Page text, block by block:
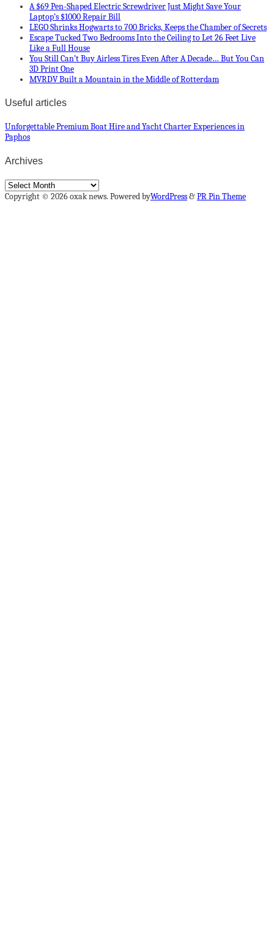
A $69 Pen-Shaped Electric Screwdriver Just Might Save Your
Laptop’s $1000 Repair Bill
LEGO Shrinks Hogwarts to 700 Bricks, Keeps the Chamber of Secrets
Escape Tucked Two Bedrooms Into the Ceiling to Let 26 Feet Live
Like a Full House
You Still Can’t Buy Airless Tires Even After A Decade… But You Can
3D Print One
MVRDV Built a Mountain in the Middle of Rotterdam
Useful articles
Unforgettable Premium Boat Hire and Yacht Charter Experiences in
Paphos
Archives
Archives
Copyright © 2026 oxak news. Powered byWordPress&PR Pin Theme